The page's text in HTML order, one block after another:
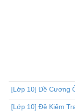
[Lớp 10] Đề Cương
[Lớp 10] Đề Kiểm